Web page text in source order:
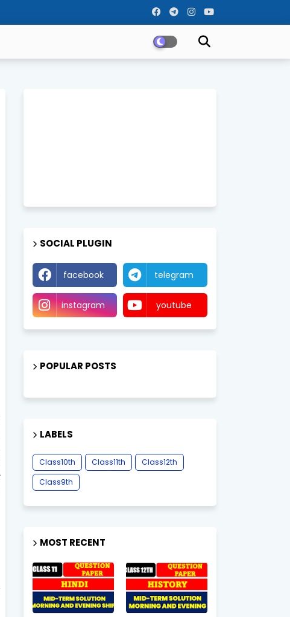
SOCIAL PLUGIN
facebook telegram
instagram youtube
POPULAR POSTS
LABELS
Class10th Class11th
Class12th
Class9th
MOST RECENT